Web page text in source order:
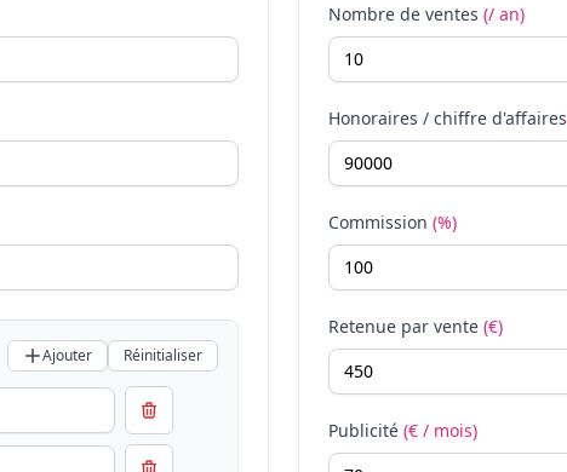
Ajouter Réinitialiser
Nombre de ventes (/ an)
Honoraires / chiffre d'affaires
Commission (%)
Retenue par vente (€)
Publicité (€ / mois)